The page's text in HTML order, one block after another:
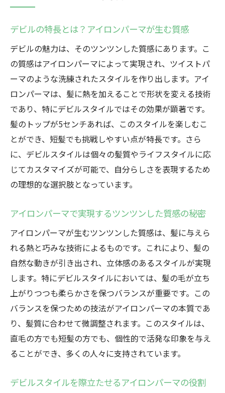
アイロンパーマで自由に楽しむデビルの魅
力
短髪でも楽しめるアイロンパーマで実現するデ
ビルのスタイル
短髪でも可能なデビルスタイルの条件
5センチから始めるデビルスタイルの楽しみ
方
短髪向けアイロンパーマテクニックの紹介
デビルスタイルの新しい可能性を探る
短髪だからこそ引き立つデビルの魅力
アイロンパーマで作る短髪デビルスタイル
のポイント
よう
高崎市で人気のデビルスタイルを試す
地元サロンでのデビルスタイルの施術例
高崎市でのデビルスタイルの広がり
地域特有のスタイリングを学ぶ
高崎市でのデビルスタイル体験談
高崎市サロンの技術でデビルを実現
アイロンパーマが生む新しいヘアスタイルデビ
デビルの特長とは？アイロンパーマが生む質感
デビルの魅力は、そのツンツンした質感にあります。こ
の質感はアイロンパーマによって実現され、ツイストパ
ーマのような洗練されたスタイルを作り出します。アイ
ロンパーマは、髪に熱を加えることで形状を変える技術
であり、特にデビルスタイルではその効果が顕著です。
髪のトップが5センチあれば、このスタイルを楽しむこ
とができ、短髪でも挑戦しやすい点が特長です。さら
に、デビルスタイルは個々の髪質やライフスタイルに応
じてカスタマイズが可能で、自分らしさを表現するため
の理想的な選択肢となっています。
アイロンパーマで実現するツンツンした質感の秘密
アイロンパーマが生むツンツンした質感は、髪に与えら
れる熱と巧みな技術によるものです。これにより、髪の
自然な動きが引き出され、立体感のあるスタイルが実現
します。特にデビルスタイルにおいては、髪の毛が立ち
上がりつつも柔らかさを保つバランスが重要です。この
バランスを保つための技法がアイロンパーマの本質であ
り、髪質に合わせて微調整されます。このスタイルは、
直毛の方でも短髪の方でも、個性的で活発な印象を与え
ることができ、多くの人々に支持されています。
デビルスタイルを際立たせるアイロンパーマの役割